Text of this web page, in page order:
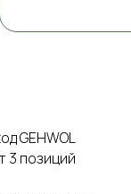
GEHWOL
3 позиций